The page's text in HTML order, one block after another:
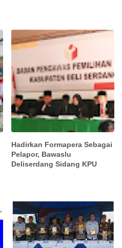
Hadirkan Formapera Sebagai
Pelapor, Bawaslu
Deliserdang Sidang KPU